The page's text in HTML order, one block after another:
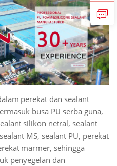
perekat dan sealant
busa PU serba guna,
silikon netral, sealant
MS, sealant PU, perekat
marmer, sehingga
penyegelan dan